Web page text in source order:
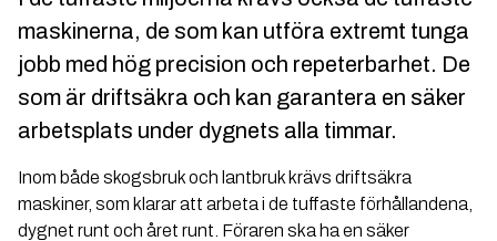
maskinerna, de som kan utföra extremt tunga
jobb med hög precision och repeterbarhet. De
som är driftsäkra och kan garantera en säker
arbetsplats under dygnets alla timmar.
Inom både skogsbruk och lantbruk krävs driftsäkra
maskiner, som klarar att arbeta i de tuffaste förhållandena,
dygnet runt och året runt. Föraren ska ha en säker